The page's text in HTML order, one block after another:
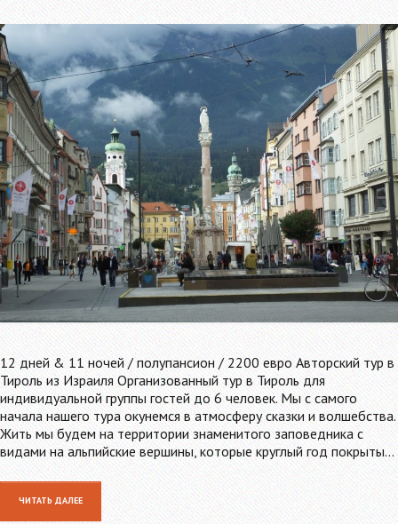
12 дней & 11 ночей / полупансион / 2200 евро Авторский тур в
Тироль из Израиля Организованный тур в Тироль для
индивидуальной группы гостей до 6 человек. Мы с самого
начала нашего тура окунемся в атмосферу сказки и волшебства.
Жить мы будем на территории знаменитого заповедника с
видами на альпийские вершины, которые круглый год покрыты…
ЧИТАТЬ ДАЛЕЕ